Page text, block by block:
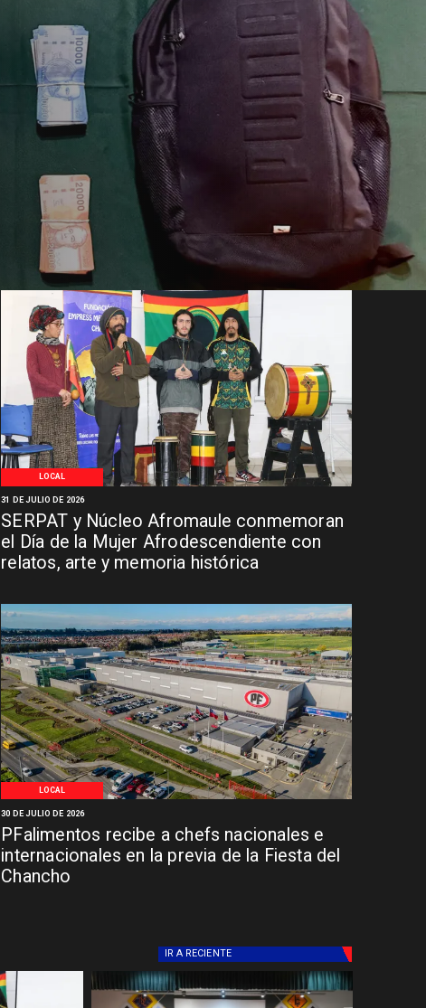
LOCAL
SERPAT y Núcleo Afromaule conmemoran
el Día de la Mujer Afrodescendiente con
relatos, arte y memoria histórica
31 DE JULIO DE 2026
LOCAL
PFalimentos recibe a chefs nacionales e
internacionales en la previa de la Fiesta del
Chancho
30 DE JULIO DE 2026
IR A RECIENTE